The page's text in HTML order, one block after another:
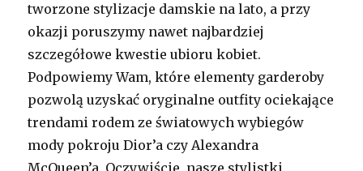
tworzone stylizacje damskie na lato, a przy
okazji poruszymy nawet najbardziej
szczegółowe kwestie ubioru kobiet.
Podpowiemy Wam, które elementy garderoby
pozwolą uzyskać oryginalne outfity ociekające
trendami rodem ze światowych wybiegów
mody pokroju Dior’a czy Alexandra